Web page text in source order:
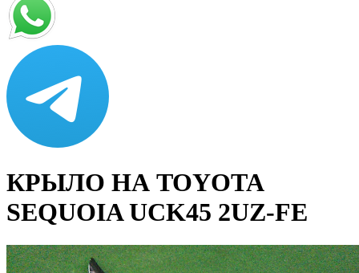
КРЫЛО НА TOYOTA
SEQUOIA UCK45 2UZ-FE